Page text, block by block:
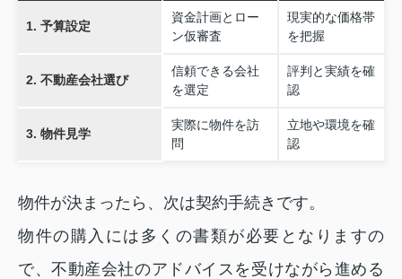
1. 予算設定
資金計画とロー
ン仮審査
現実的な価格帯
を把握
2. 不動産会社選び
信頼できる会社
を選定
評判と実績を確
認
3. 物件見学
実際に物件を訪
問
立地や環境を確
認
物件が決まったら、次は契約手続きです。
物件の購入には多くの書類が必要となりますの
で、不動産会社のアドバイスを受けながら進める